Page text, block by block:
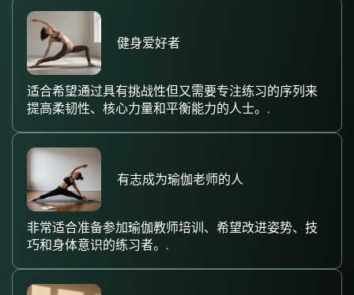
健身爱好者
适合希望通过具有挑战性但又需要专注练习的序列来
提高柔韧性、核心力量和平衡能力的人士。.
有志成为瑜伽老师的人
非常适合准备参加瑜伽教师培训、希望改进姿势、技
巧和身体意识的练习者。.